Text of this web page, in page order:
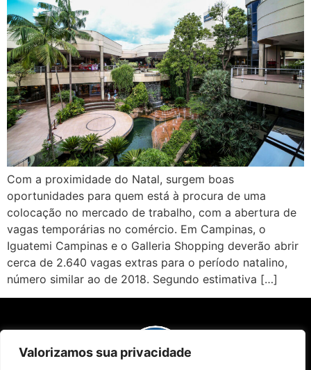
Valorizamos sua privacidade
Com a proximidade do Natal, surgem boas
oportunidades para quem está à procura de uma
colocação no mercado de trabalho, com a abertura de
vagas temporárias no comércio. Em Campinas, o
Iguatemi Campinas e o Galleria Shopping deverão abrir
cerca de 2.640 vagas extras para o período natalino,
número similar ao de 2018. Segundo estimativa […]